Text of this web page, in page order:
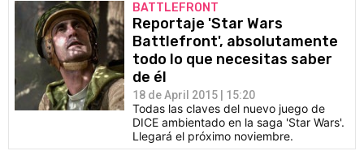
BATTLEFRONT
Reportaje 'Star Wars
Battlefront', absolutamente
todo lo que necesitas saber
de él
18 de April 2015 | 15:20
Todas las claves del nuevo juego de
DICE ambientado en la saga 'Star Wars'.
Llegará el próximo noviembre.